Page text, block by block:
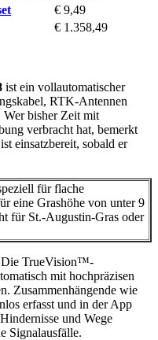
€ 9,49
€ 1.358,49
ist ein vollautomatischer
RTK-Antennen
Wer bisher Zeit mit
verbracht hat, bemerkt
einsatzbereit, sobald er
für flache
eine Grashöhe von unter 9
für St.-Augustin-Gras oder
Die TrueVision™-
mit hochpräzisen
Zusammenhängende wie
erfasst und in der App
und Wege
Signalausfälle.